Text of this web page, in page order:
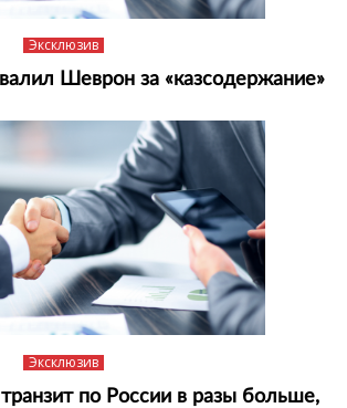
Эксклюзив
Шеврон за «казсодержание»
Эксклюзив
транзит по России в разы больше,